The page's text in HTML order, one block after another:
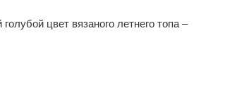
цвет вязаного летнего топа –